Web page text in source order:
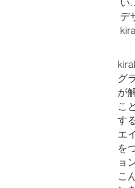
デ
グ
が
こ
す
エ
を
ョ
こ